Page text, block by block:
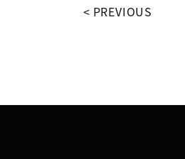
PREVIOUS